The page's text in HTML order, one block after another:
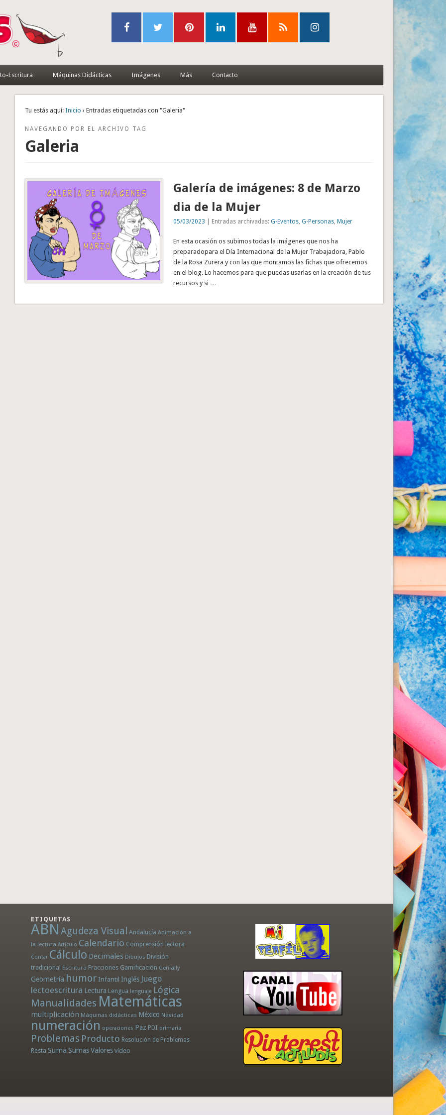
Escritura Máquinas Didácticas Imágenes Más Contacto
Tu estás aquí: Inicio › Entradas etiquetadas con "Galeria"
NAVEGANDO POR EL ARCHIVO TAG
Galeria
Galería de imágenes: 8 de Marzo
dia de la Mujer
05/03/2023 | Entradas archivadas: G-Eventos, G-Personas, Mujer
En esta ocasión os subimos todas la imágenes que nos ha
preparadopara el Día Internacional de la Mujer Trabajadora, Pablo
de la Rosa Zurera y con las que montamos las fichas que ofrecemos
en el blog. Lo hacemos para que puedas usarlas en la creación de tus
recursos y si …
ETIQUETAS
ABN Agudeza Visual Andalucía Animación a
la lectura Artículo Calendario Comprensión lectora
Contar Cálculo Decimales Dibujos División
tradicional
Escritura Fracciones Gamificación Genially
Geometríahumor Infantil Inglés Juego
lectoescritura Lectura Lengua lenguaje Lógica
Manualidades Matemáticas
multiplicación Máquinas didácticas
numeración operaciones Paz PDI primaria
ProblemasProducto Resolución de Problemas